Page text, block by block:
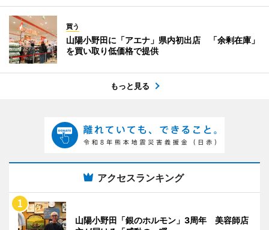
買う
山陽小野田に「アエナ」県内初出店 「余剰在庫」
を買い取り低価格で提供
もっと見る
アクセスランキング
山陽小野田「銀のホルモン」3周年 美容師店